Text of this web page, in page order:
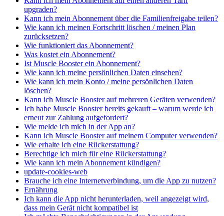
upgraden?
Kann ich mein Abonnement über die Familienfreigabe teilen?
Wie kann ich meinen Fortschritt löschen / meinen Plan
zurücksetzen?
Wie funktioniert das Abonnement?
Was kostet ein Abonnement?
Ist Muscle Booster ein Abonnement?
Wie kann ich meine persönlichen Daten einsehen?
Wie kann ich mein Konto / meine persönlichen Daten
löschen?
Kann ich Muscle Booster auf mehreren Geräten verwenden?
Ich habe Muscle Booster bereits gekauft – warum werde ich
erneut zur Zahlung aufgefordert?
Wie melde ich mich in der App an?
Kann ich Muscle Booster auf meinem Computer verwenden?
Wie erhalte ich eine Rückerstattung?
Berechtige ich mich für eine Rückerstattung?
Wie kann ich mein Abonnement kündigen?
update-cookies-web
Brauche ich eine Internetverbindung, um die App zu nutzen?
Ernährung
Ich kann die App nicht herunterladen, weil angezeigt wird,
dass mein Gerät nicht kompatibel ist